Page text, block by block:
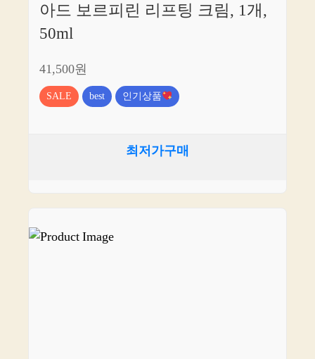
아드 보르피린 리프팅 크림, 1개,
50ml
41,500원
SALE best 인기상품
최저가구매